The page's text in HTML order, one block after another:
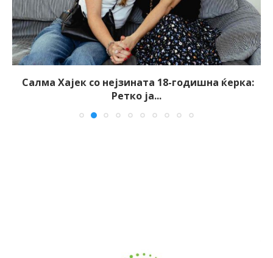
Салма Хајек со нејзината 18-годишна ќерка:
Ретко ја...